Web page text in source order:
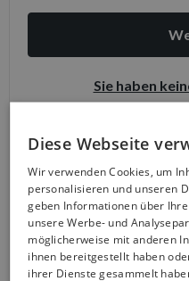
Diese Webseite
Wir verwenden Cookies, um
personalisieren und unseren
geben Informationen über
unsere Werbe- und
möglicherweise mit anderen
ihnen bereitgestellt haben
ihrer Dienste gesammelt